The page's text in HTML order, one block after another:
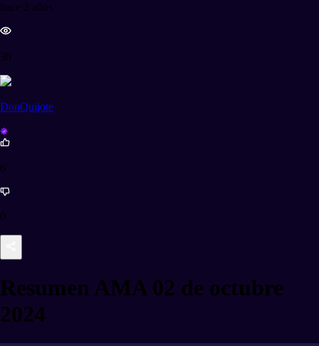
hace 2 años
30
DonQuijote
6
0
Resumen AMA 02 de octubre
2024